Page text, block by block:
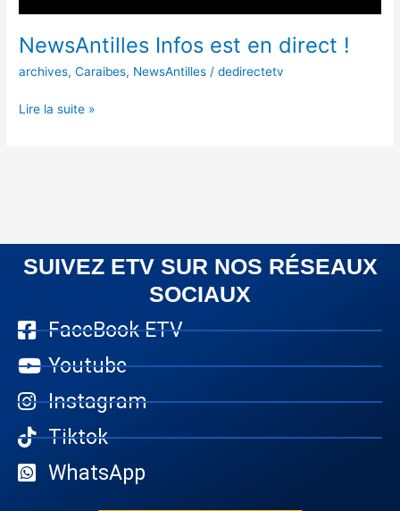
NewsAntilles Infos est en direct !
archives,Caraibes, NewsAntilles /dedirectetv
Lire la suite »
SUIVEZ ETV SUR NOS RÉSEAUX
SOCIAUX
FaceBook ETV
Youtube
Instagram
Tiktok
WhatsApp